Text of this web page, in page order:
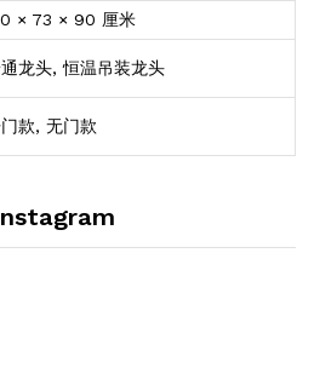
× 73 × 90 厘米
龙头, 恒温吊装龙头
款, 无门款